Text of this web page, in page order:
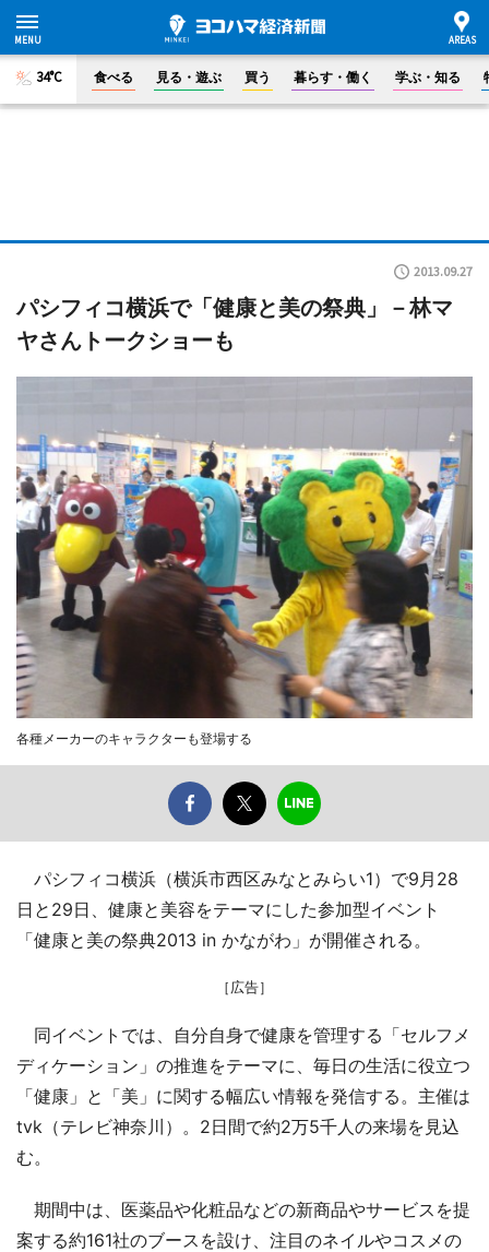
34°C 食べる 見る・遊ぶ 買う 暮らす・働く 学ぶ・知る
2013.09.27
パシフィコ横浜で「健康と美の祭典」－林マ
ヤさんトークショーも
各種メーカーのキャラクターも登場する
パシフィコ横浜（横浜市西区みなとみらい1）で9月28
日と29日、健康と美容をテーマにした参加型イベント
「健康と美の祭典2013 in かながわ」が開催される。
［広告］
同イベントでは、自分自身で健康を管理する「セルフメ
ディケーション」の推進をテーマに、毎日の生活に役立つ
「健康」と「美」に関する幅広い情報を発信する。主催は
tvk（テレビ神奈川）。2日間で約2万5千人の来場を見込
む。
期間中は、医薬品や化粧品などの新商品やサービスを提
案する約161社のブースを設け、注目のネイルやコスメの